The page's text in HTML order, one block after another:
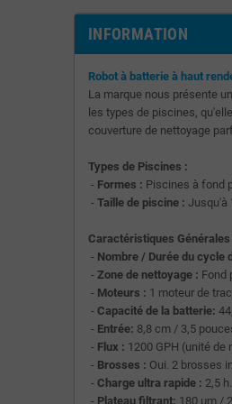
INFORMATION
Robot à batterie à haut
La marque nous présente
les types de piscines,
couverture de nettoyage
Types de Piscines :
- Formes : Piscines à fond
- Taille de piscine : Jusqu'à
Caractéristiques Générales
- Nombre / Durée du cycle
- Zone de nettoyage : Fond
- Moteurs : 1 moteur de
- Capacité de la batterie:
- Entrée: 8,8 cm / 3,5
- Flux : 1200 GPH (unité de
- Brosses : Oui. 2 brosses
- Charge ultra rapide : 2,5 h.
- Plateau filtrant: 180 μm / 2